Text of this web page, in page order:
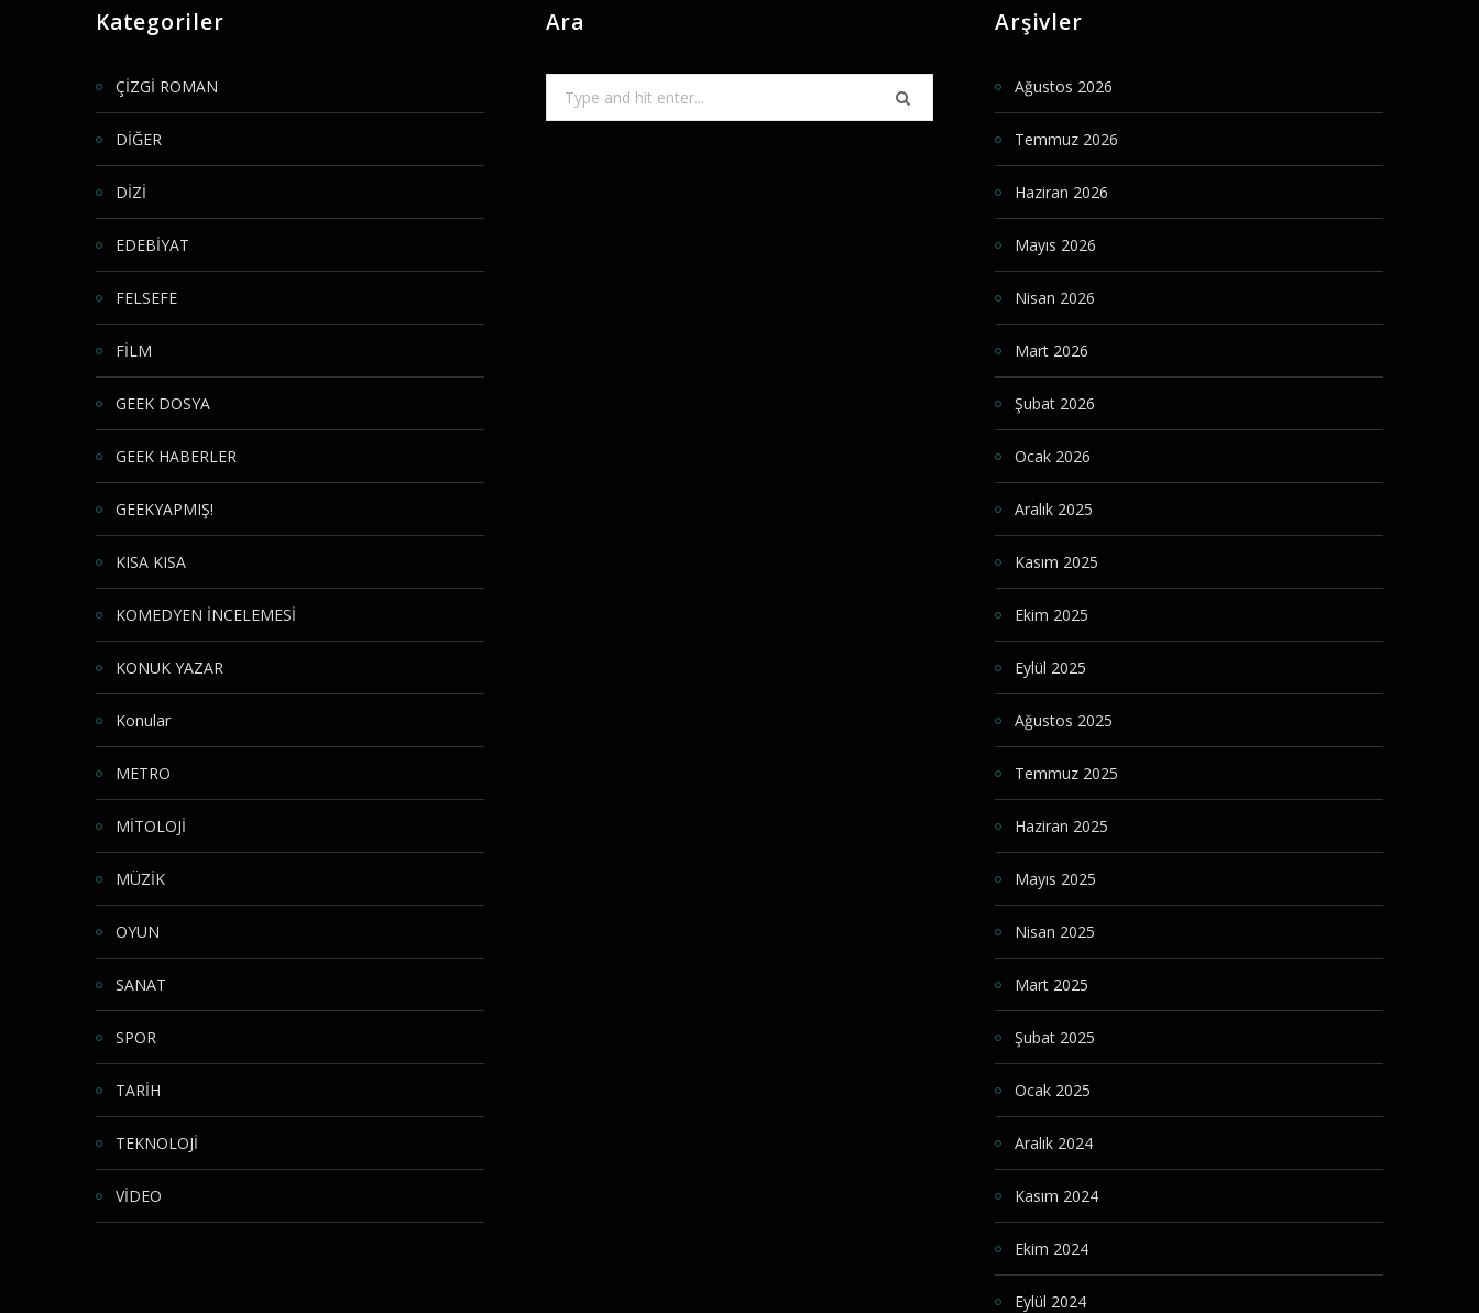
Kategoriler
ÇİZGİ ROMAN
DİĞER
DİZİ
EDEBİYAT
FELSEFE
FİLM
GEEK DOSYA
GEEK HABERLER
GEEKYAPMIŞ!
KISA KISA
KOMEDYEN İNCELEMESİ
KONUK YAZAR
Konular
METRO
MİTOLOJİ
MÜZİK
OYUN
SANAT
SPOR
TARİH
TEKNOLOJİ
VİDEO
Ara
for:
Arşivler
Ağustos 2026
Temmuz 2026
Haziran 2026
Mayıs 2026
Nisan 2026
Mart 2026
Şubat 2026
Ocak 2026
Aralık 2025
Kasım 2025
Ekim 2025
Eylül 2025
Ağustos 2025
Temmuz 2025
Haziran 2025
Mayıs 2025
Nisan 2025
Mart 2025
Şubat 2025
Ocak 2025
Aralık 2024
Kasım 2024
Ekim 2024
Eylül 2024